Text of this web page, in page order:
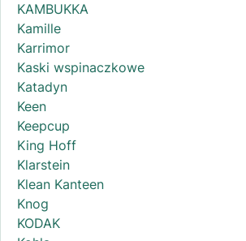
KAMBUKKA
Kamille
Karrimor
Kaski wspinaczkowe
Katadyn
Keen
Keepcup
King Hoff
Klarstein
Klean Kanteen
Knog
KODAK